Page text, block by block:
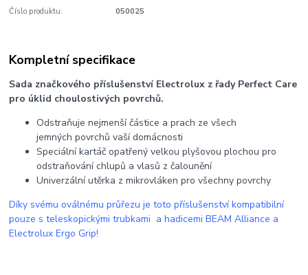
Číslo produktu: 050025
Kompletní specifikace
Sada značkového příslušenství Electrolux z řady Perfect Care
pro úklid choulostivých povrchů.
Odstraňuje nejmenší částice a prach ze všech
jemných povrchů vaší domácnosti
Speciální kartáč opatřený velkou plyšovou plochou pro
odstraňování chlupů a vlasů z čalounění
Univerzální utěrka z mikrovláken pro všechny povrchy
Díky svému oválnému průřezu je toto příslušenství kompatibilní
pouze s teleskopickými trubkami a hadicemi BEAM Alliance a
Electrolux Ergo Grip!